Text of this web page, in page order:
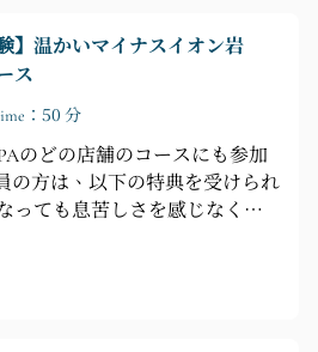
】温かいマイナスイオン岩
ス
：50 分
のどの店舗のコースにも参加
の方は、以下の特典を受けられ
っても息苦しさを感じなくな
イライト】プロによるカウンセ
計測 ► 岩風呂の加熱テクニッ